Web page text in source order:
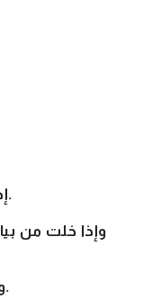
1- إذا خلت الكمبيالة من بيان ميعاد الاستحقاق، اعتبرت مستحقة الوفاء لدى الاطلاع عليها.
3- وإذا خلت من بيان مكان إنشائها، اعتبرت منشأة في المكان المبين بجانب اسم الساحب.